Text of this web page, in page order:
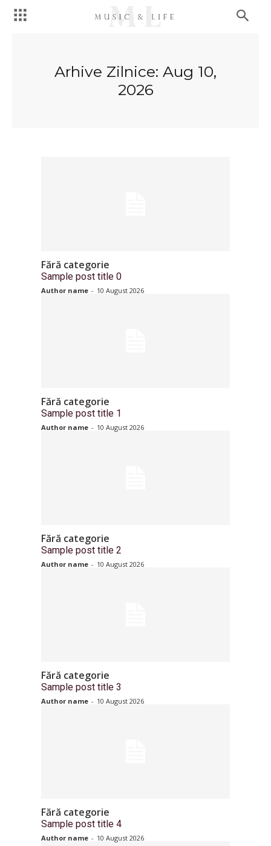
Arhive Zilnice: Aug 10,
2026
Fără categorie
Sample post title 0
Author name - 10 August 2026
Fără categorie
Sample post title 1
Author name - 10 August 2026
Fără categorie
Sample post title 2
Author name - 10 August 2026
Fără categorie
Sample post title 3
Author name - 10 August 2026
Fără categorie
Sample post title 4
Author name - 10 August 2026